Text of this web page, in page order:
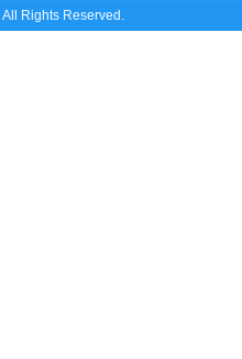
Rights Reserved.